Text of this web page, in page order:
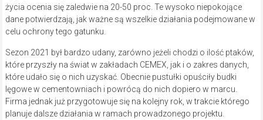
życia ocenia się zaledwie na 20-50 proc. Te wysoko niepokojące
dane potwierdzają, jak ważne są wszelkie działania podejmowane w
celu ochrony tego gatunku.
Sezon 2021 był bardzo udany, zarówno jeżeli chodzi o ilość ptaków,
które przyszły na świat w zakładach CEMEX, jak i o zakres danych,
które udało się o nich uzyskać. Obecnie pustułki opuściły budki
lęgowe w cementowniach i powrócą do nich dopiero w marcu.
Firma jednak już przygotowuje się na kolejny rok, w trakcie którego
planuje dalsze działania w ramach prowadzonego projektu.